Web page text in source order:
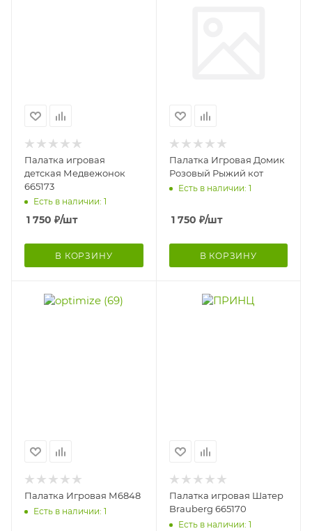
Палатка игровая
детская Медвежонок
665173
Есть в наличии: 1
1 750 ₽/шт
В КОРЗИНУ
Палатка Игровая Домик
Розовый Рыжий кот
Есть в наличии: 1
1 750 ₽/шт
В КОРЗИНУ
Палатка Игровая М6848
Есть в наличии: 1
Палатка игровая Шатер
Brauberg 665170
Есть в наличии: 1